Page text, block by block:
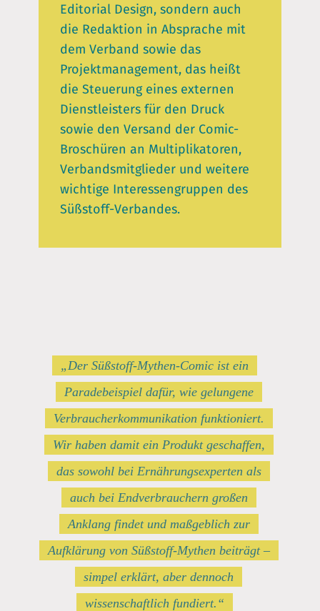
Editorial Design, sondern auch
die Redaktion in Absprache mit
dem Verband sowie das
Projektmanagement, das heißt
die Steuerung eines externen
Dienstleisters für den Druck
sowie den Versand der Comic-
Broschüren an Multiplikatoren,
Verbandsmitglieder und weitere
wichtige Interessengruppen des
Süßstoff-Verbandes.
„Der Süßstoff-Mythen-Comic ist ein
Paradebeispiel dafür, wie gelungene
Verbraucherkommunikation funktioniert.
Wir haben damit ein Produkt geschaffen,
das sowohl bei Ernährungsexperten als
auch bei Endverbrauchern großen
Anklang findet und maßgeblich zur
Aufklärung von Süßstoff-Mythen beiträgt –
simpel erklärt, aber dennoch
wissenschaftlich fundiert.“